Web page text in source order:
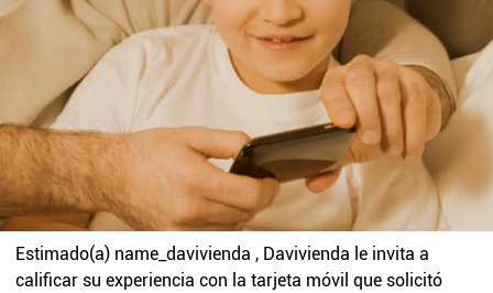
Estimado(a) name_davivienda , Davivienda le invita a
calificar su experiencia con la tarjeta móvil que solicitó